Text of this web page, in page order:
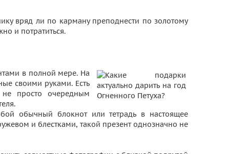
вряд ли по карману преподнести по золотому
и потратиться.
в полной мере. На
своими руками. Есть
не просто очередным
обычный блокнот или тетрадь в настоящее
и блестками, такой презент однозначно не